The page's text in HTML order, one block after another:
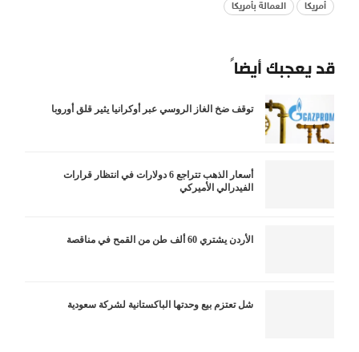
أمريكا العمالة بأمريكا
قد يعجبك أيضاً
توقف ضخ الغاز الروسي عبر أوكرانيا يثير قلق أوروبا
أسعار الذهب تتراجع 6 دولارات في انتظار قرارات
الفيدرالي الأميركي
الأردن يشتري 60 ألف طن من القمح في مناقصة
شل تعتزم بيع وحدتها الباكستانية لشركة سعودية